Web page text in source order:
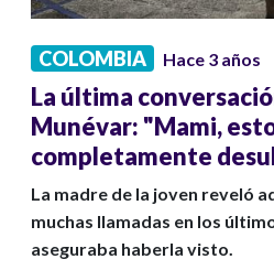
COLOMBIA Hace 3 años
La última
Munévar: "Mami,
completamente
La madre de la joven reveló
muchas llamadas en los
aseguraba haberla visto.